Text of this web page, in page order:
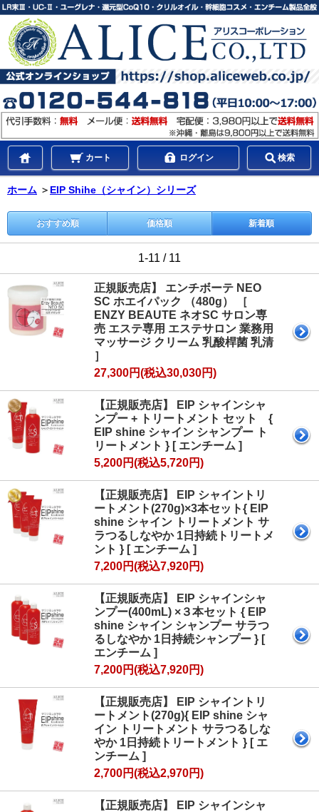
カート ログイン 検索
ホーム ＞ EIP Shihe（シャイン）シリーズ
おすすめ順 価格順 新着順
1-11 / 11
正規販売店】 エンチボーテ NEO
SC ホエイパック （480g） ［
ENZY BEAUTE ネオSC サロン専
売 エステ専用 エステサロン 業務用
マッサージ クリーム 乳酸桿菌 乳清
］
27,300円(税込30,030円)
【正規販売店】 EIP シャインシャ
ンプー + トリートメント セット {
EIP shine シャイン シャンプー ト
リートメント } [ エンチーム ]
5,200円(税込5,720円)
【正規販売店】 EIP シャイントリ
ートメント(270g)×3本セット{ EIP
shine シャイン トリートメント サ
ラつるしなやか 1日持続トリートメ
ント } [ エンチーム ]
7,200円(税込7,920円)
【正規販売店】 EIP シャインシャ
ンプー(400mL) ×３本セット { EIP
shine シャイン シャンプー サラつ
るしなやか 1日持続シャンプー } [
エンチーム ]
7,200円(税込7,920円)
【正規販売店】 EIP シャイントリ
ートメント(270g){ EIP shine シャ
イン トリートメント サラつるしな
やか 1日持続トリートメント } [ エ
ンチーム ]
2,700円(税込2,970円)
【正規販売店】 EIP シャインシャ